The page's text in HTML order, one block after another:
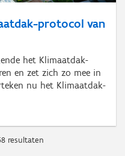
protocol van
het Klimaatdak-
en zet zich zo mee in
nu het Klimaatdak-
resultaten